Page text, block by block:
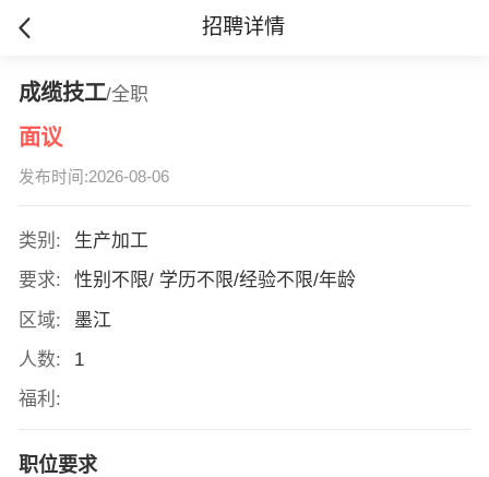
招聘详情
成缆技工/全职
面议
发布时间:2026-08-06
类别:
生产加工
要求:
性别不限/ 学历不限/经验不限/年龄
区域:
墨江
人数:
1
福利:
职位要求